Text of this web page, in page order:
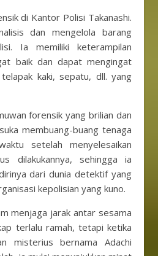
di Kantor Polisi Takanashi.
dan mengelola barang
Ia memiliki keterampilan
baik dan dapat mengingat
kaki, sepatu, dll. yang
forensik yang brilian dan
membuang-buang tenaga
setelah menyelesaikan
dilakukannya, sehingga ia
dari dunia detektif yang
kepolisian yang kuno.
menjaga jarak antar sesama
terlalu ramah, tetapi ketika
misterius bernama Adachi